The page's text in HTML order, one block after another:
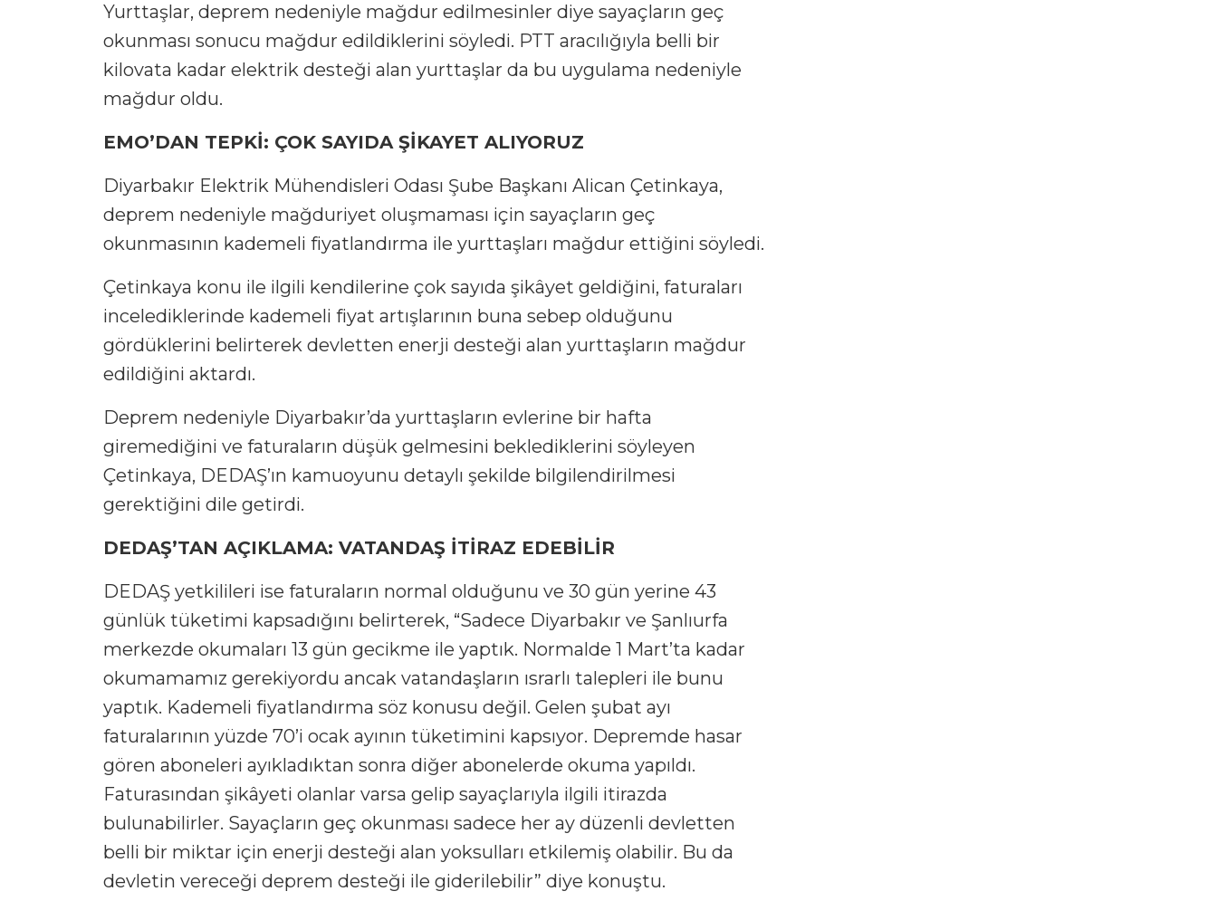
Yurttaşlar, deprem nedeniyle mağdur edilmesinler diye sayaçların geç
okunması sonucu mağdur edildiklerini söyledi. PTT aracılığıyla belli bir
kilovata kadar elektrik desteği alan yurttaşlar da bu uygulama nedeniyle
mağdur oldu.
EMO’DAN TEPKİ: ÇOK SAYIDA ŞİKAYET ALIYORUZ
Diyarbakır Elektrik Mühendisleri Odası Şube Başkanı Alican Çetinkaya,
deprem nedeniyle mağduriyet oluşmaması için sayaçların geç
okunmasının kademeli fiyatlandırma ile yurttaşları mağdur ettiğini söyledi.
Çetinkaya konu ile ilgili kendilerine çok sayıda şikâyet geldiğini, faturaları
incelediklerinde kademeli fiyat artışlarının buna sebep olduğunu
gördüklerini belirterek devletten enerji desteği alan yurttaşların mağdur
edildiğini aktardı.
Deprem nedeniyle Diyarbakır’da yurttaşların evlerine bir hafta
giremediğini ve faturaların düşük gelmesini beklediklerini söyleyen
Çetinkaya, DEDAŞ’ın kamuoyunu detaylı şekilde bilgilendirilmesi
gerektiğini dile getirdi.
DEDAŞ’TAN AÇIKLAMA: VATANDAŞ İTİRAZ EDEBİLİR
DEDAŞ yetkilileri ise faturaların normal olduğunu ve 30 gün yerine 43
günlük tüketimi kapsadığını belirterek, “Sadece Diyarbakır ve Şanlıurfa
merkezde okumaları 13 gün gecikme ile yaptık. Normalde 1 Mart’ta kadar
okumamamız gerekiyordu ancak vatandaşların ısrarlı talepleri ile bunu
yaptık. Kademeli fiyatlandırma söz konusu değil. Gelen şubat ayı
faturalarının yüzde 70’i ocak ayının tüketimini kapsıyor. Depremde hasar
gören aboneleri ayıkladıktan sonra diğer abonelerde okuma yapıldı.
Faturasından şikâyeti olanlar varsa gelip sayaçlarıyla ilgili itirazda
bulunabilirler. Sayaçların geç okunması sadece her ay düzenli devletten
belli bir miktar için enerji desteği alan yoksulları etkilemiş olabilir. Bu da
devletin vereceği deprem desteği ile giderilebilir” diye konuştu.